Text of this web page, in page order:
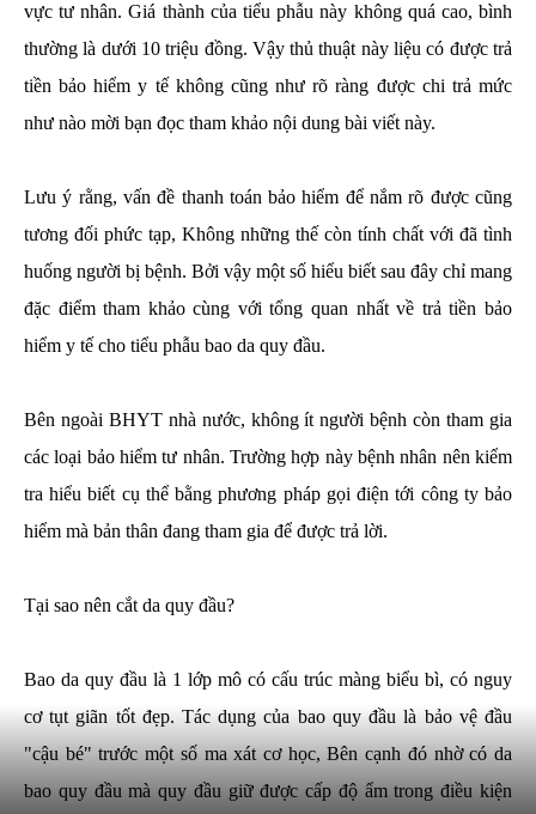
vực tư nhân. Giá thành của tiểu phẫu này không quá cao, bình
thường là dưới 10 triệu đồng. Vậy thủ thuật này liệu có được trả
tiền bảo hiểm y tế không cũng như rõ ràng được chi trả mức
như nào mời bạn đọc tham khảo nội dung bài viết này.
Lưu ý rằng, vấn đề thanh toán bảo hiểm để nắm rõ được cũng
tương đối phức tạp, Không những thế còn tính chất với đã tình
huống người bị bệnh. Bởi vậy một số hiểu biết sau đây chỉ mang
đặc điểm tham khảo cùng với tổng quan nhất về trả tiền bảo
hiểm y tế cho tiểu phẫu bao da quy đầu.
Bên ngoài BHYT nhà nước, không ít người bệnh còn tham gia
các loại bảo hiểm tư nhân. Trường hợp này bệnh nhân nên kiểm
tra hiểu biết cụ thể bằng phương pháp gọi điện tới công ty bảo
hiểm mà bản thân đang tham gia để được trả lời.
Tại sao nên cắt da quy đầu?
Bao da quy đầu là 1 lớp mô có cấu trúc màng biểu bì, có nguy
cơ tụt giãn tốt đẹp. Tác dụng của bao quy đầu là bảo vệ đầu
"cậu bé" trước một số ma xát cơ học, Bên cạnh đó nhờ có da
bao quy đầu mà quy đầu giữ được cấp độ ẩm trong điều kiện